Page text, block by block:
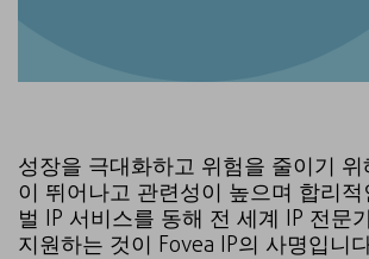
성장을 극대화하고 위험을 줄이기
이 뛰어나고 관련성이 높으며 합리
벌 IP 서비스를 동해 전 세계 IP 전문
지원하는 것이 Fovea IP의 사명입니